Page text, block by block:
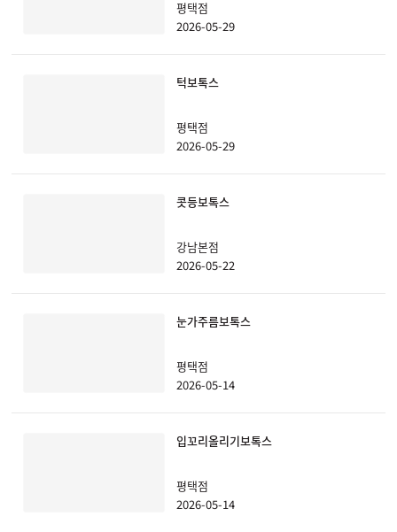
평택점
2026-05-29
턱보톡스
평택점
2026-05-29
콧등보톡스
강남본점
2026-05-22
눈가주름보톡스
평택점
2026-05-14
입꼬리올리기보톡스
평택점
2026-05-14